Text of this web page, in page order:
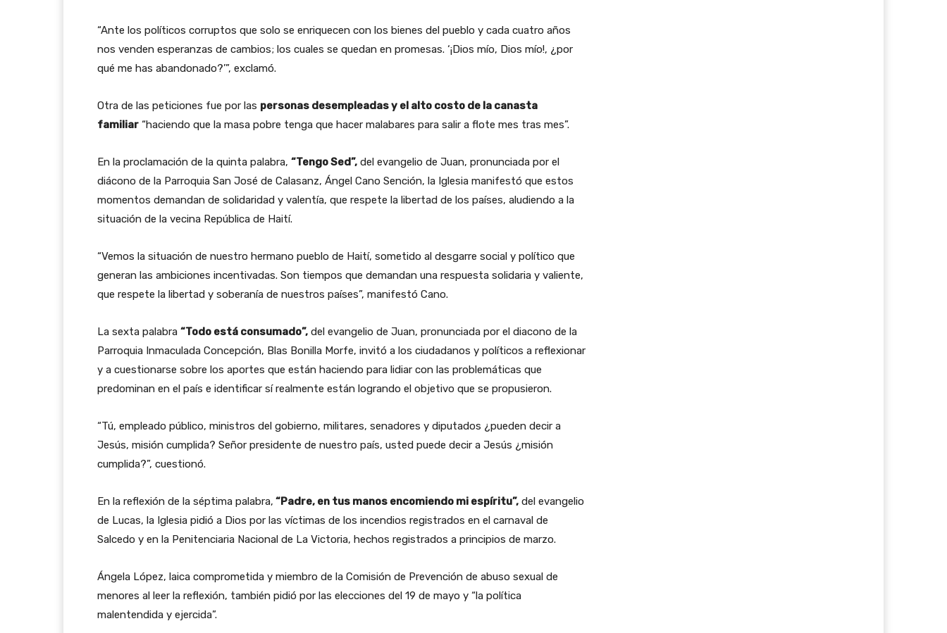
“Ante los políticos corruptos que solo se enriquecen con los bienes del pueblo y cada cuatro años
nos venden esperanzas de cambios; los cuales se quedan en promesas. ‘¡Dios mío, Dios mío!, ¿por
qué me has abandonado?’”, exclamó.
Otra de las peticiones fue por las personas desempleadas y el alto costo de la canasta
familiar “haciendo que la masa pobre tenga que hacer malabares para salir a flote mes tras mes”.
En la proclamación de la quinta palabra, “Tengo Sed”, del evangelio de Juan, pronunciada por el
diácono de la Parroquia San José de Calasanz, Ángel Cano Sención, la Iglesia manifestó que estos
momentos demandan de solidaridad y valentía, que respete la libertad de los países, aludiendo a la
situación de la vecina República de Haití.
“Vemos la situación de nuestro hermano pueblo de Haití, sometido al desgarre social y político que
generan las ambiciones incentivadas. Son tiempos que demandan una respuesta solidaria y valiente,
que respete la libertad y soberanía de nuestros países”, manifestó Cano.
La sexta palabra “Todo está consumado”, del evangelio de Juan, pronunciada por el diacono de la
Parroquia Inmaculada Concepción, Blas Bonilla Morfe, invitó a los ciudadanos y políticos a reflexionar
y a cuestionarse sobre los aportes que están haciendo para lidiar con las problemáticas que
predominan en el país e identificar sí realmente están logrando el objetivo que se propusieron.
“Tú, empleado público, ministros del gobierno, militares, senadores y diputados ¿pueden decir a
Jesús, misión cumplida? Señor presidente de nuestro país, usted puede decir a Jesús ¿misión
cumplida?”, cuestionó.
En la reflexión de la séptima palabra, “Padre, en tus manos encomiendo mi espíritu”, del evangelio
de Lucas, la Iglesia pidió a Dios por las víctimas de los incendios registrados en el carnaval de
Salcedo y en la Penitenciaria Nacional de La Victoria, hechos registrados a principios de marzo.
Ángela López, laica comprometida y miembro de la Comisión de Prevención de abuso sexual de
menores al leer la reflexión, también pidió por las elecciones del 19 de mayo y “la política
malentendida y ejercida”.